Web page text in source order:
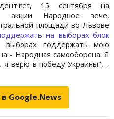
15 сентября на
акции Народное вече,
площади во Львове
на выборах блок
поддержать мою
- Народная самооборона. Я
я верю в победу Украины", -
Google.News